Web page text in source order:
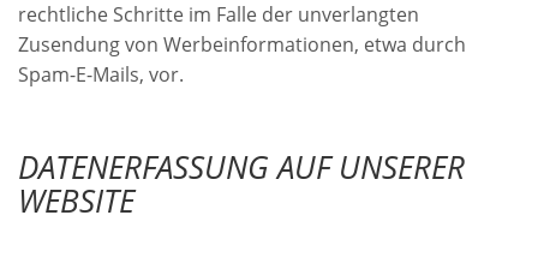
rechtliche Schritte im Falle der unverlangten
Zusendung von Werbeinformationen, etwa durch
Spam-E-Mails, vor.
DATENERFASSUNG AUF UNSERER
WEBSITE